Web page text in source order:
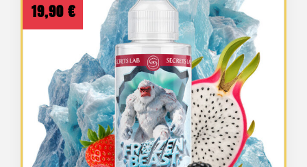
19,90 €